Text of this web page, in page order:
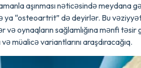
aşınması nəticəsində meydana
“osteoartrit” də deyirlər. Bu
və oynaqların sağlamlığına mənfi
müalicə variantlarını araşdıracağıq.